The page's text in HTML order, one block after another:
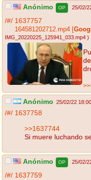
Anónimo OP 25/02/
/#/ 1637757
164581202712.mp4
IMG_20220225_125941_033.mp4 )
Anónimo 25/02/22 18:00
/#/ 1637758
>>1637744
Si muere luchando
Anónimo OP 25/02/
/#/ 1637759